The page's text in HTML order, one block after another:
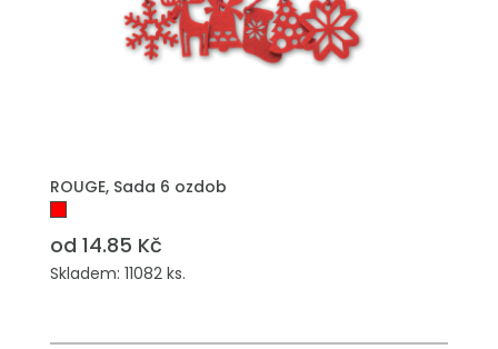
ROUGE, Sada 6 ozdob
od 14.85 Kč
Skladem: 11082 ks.